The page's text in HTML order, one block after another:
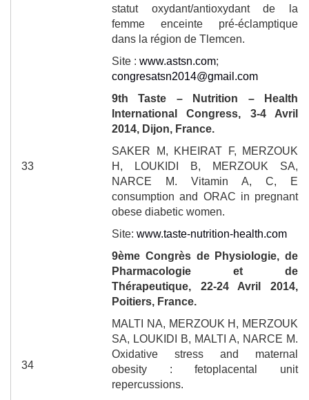
statut oxydant/antioxydant de la
femme enceinte pré-éclamptique
dans la région de Tlemcen.
Site : www.astsn.com;
congresatsn2014@gmail.com
33
9th Taste – Nutrition – Health
International Congress, 3-4 Avril
2014, Dijon, France.
SAKER M, KHEIRAT F, MERZOUK
H, LOUKIDI B, MERZOUK SA,
NARCE M. Vitamin A, C, E
consumption and ORAC in pregnant
obese diabetic women.
Site: www.taste-nutrition-health.com
34
9ème Congrès de Physiologie, de
Pharmacologie et de
Thérapeutique, 22-24 Avril 2014,
Poitiers, France.
MALTI NA, MERZOUK H, MERZOUK
SA, LOUKIDI B, MALTI A, NARCE M.
Oxidative stress and maternal
obesity : fetoplacental unit
repercussions.